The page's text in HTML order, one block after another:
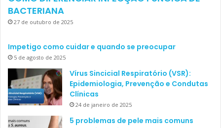
BACTERIANA
27 de outubro de 2025
Impetigo como cuidar e quando se preocupar
5 de agosto de 2025
Vírus Sincicial Respiratório (VSR):
Epidemiologia, Prevenção e Condutas
Clínicas
24 de janeiro de 2025
5 problemas de pele mais comuns